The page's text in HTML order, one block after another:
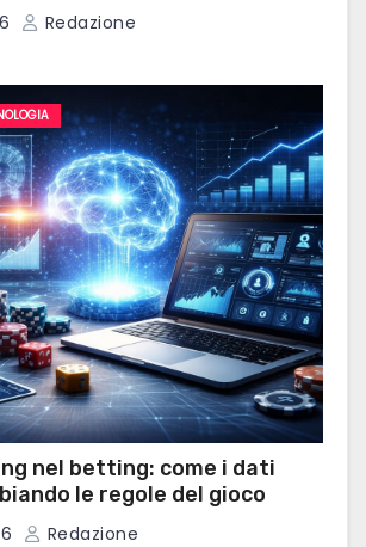
Redazione
nel betting: come i dati
le regole del gioco
Redazione